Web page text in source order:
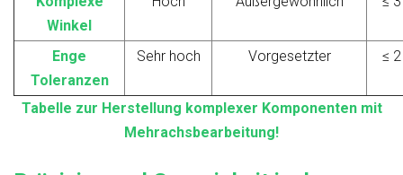
Winkel
Enge
Toleranzen
Sehr hoch Vorgesetzter ≤
Tabelle zur Herstellung komplexer Komponenten mit
Mehrachsbearbeitung!